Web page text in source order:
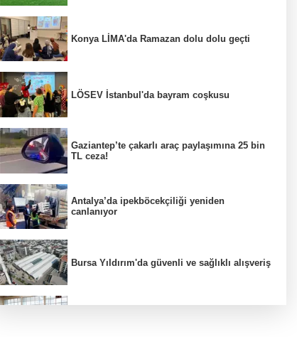
Konya LİMA'da Ramazan dolu dolu geçti
LÖSEV İstanbul'da bayram coşkusu
Gaziantep’te çakarlı araç paylaşımına 25 bin
TL ceza!
Antalya’da ipekböcekçiliği yeniden
canlanıyor
Bursa Yıldırım'da güvenli ve sağlıklı alışveriş